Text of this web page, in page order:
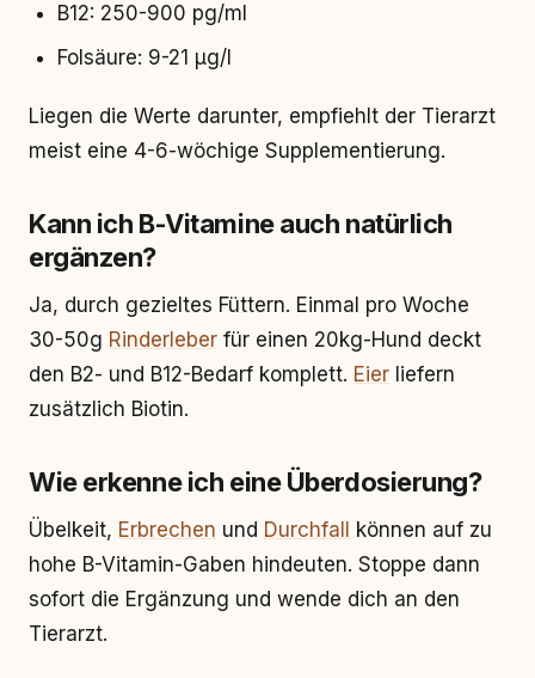
B12: 250-900 pg/ml
Folsäure: 9-21 µg/l
Liegen die Werte darunter, empfiehlt der Tierarzt
meist eine 4-6-wöchige Supplementierung.
Kann ich B-Vitamine auch natürlich
ergänzen?
Ja, durch gezieltes Füttern. Einmal pro Woche
30-50g Rinderleber für einen 20kg-Hund deckt
den B2- und B12-Bedarf komplett. Eier liefern
zusätzlich Biotin.
Wie erkenne ich eine Überdosierung?
Übelkeit, Erbrechen und Durchfall
können auf zu
hohe B-Vitamin-Gaben hindeuten. Stoppe dann
sofort die Ergänzung und wende dich an den
Tierarzt.